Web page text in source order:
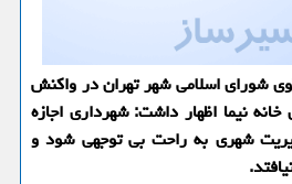
شورای اسلامی شهر تهران در واکنش
نیما اظهار داشت: شهرداری اجازه
شهری به راحت بی توجهی شود و